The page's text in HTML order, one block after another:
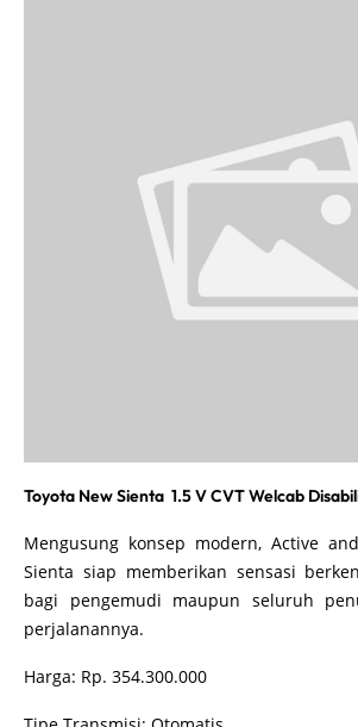
Toyota New Sienta 1.5 V CVT Welcab
Mengusung konsep modern, Active
Sienta siap memberikan sensasi
bagi pengemudi maupun seluruh
perjalanannya.
Harga: Rp. 354.300.000